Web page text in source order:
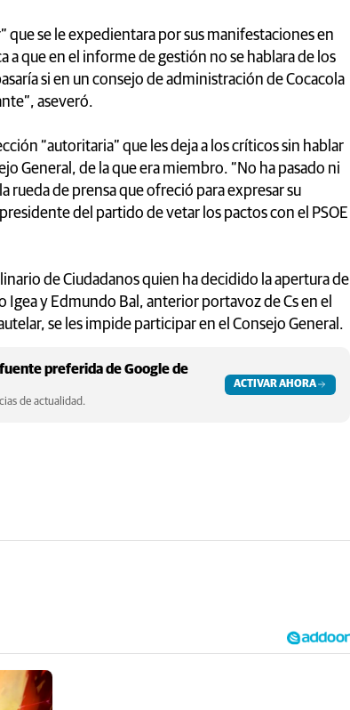
que se le expedientara por sus manifestaciones en
a que en el informe de gestión no se hablara de los
si en un consejo de administración de Cocacola
aseveró.
“autoritaria” que les deja a los críticos sin hablar
General, de la que era miembro. “No ha pasado ni
rueda de prensa que ofreció para expresar su
del partido de vetar los pactos con el PSOE
de Ciudadanos quien ha decidido la apertura de
y Edmundo Bal, anterior portavoz de Cs en el
se les impide participar en el Consejo General.
preferida de Google de
de actualidad.
ACTIVAR AHORA